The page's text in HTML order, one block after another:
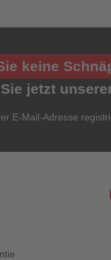
keine
jetzt
E-Mail-Adresse